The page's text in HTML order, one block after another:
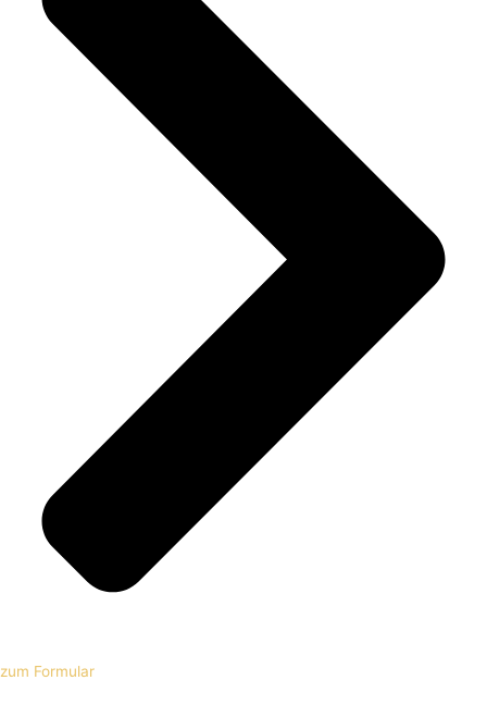
zum Formular